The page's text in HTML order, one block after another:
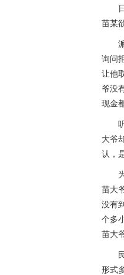
苗某
询问
让他
爷没
现金
大爷
认，
苗大
没有
个多
苗大
形式